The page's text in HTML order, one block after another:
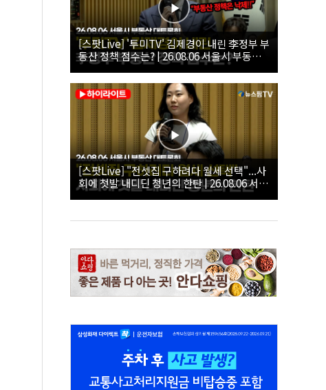
[스팟Live] '투미TV' 김제경이 내린 李정부 부
동산 정책 점수는? | 26.08.06 서울시 부동산
대토론회
[스팟Live] "전셋집 구하려다 월세 선택"...사
회에 첫발 내디딘 청년의 한탄 | 26.08.06 서울
시 부동산 대토론회